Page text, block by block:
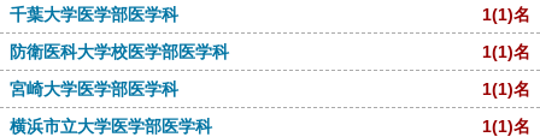
千葉大学医学部医学科
1(1)名
防衛医科大学校医学部医学科
1(1)名
宮崎大学医学部医学科
1(1)名
横浜市立大学医学部医学科
1(1)名